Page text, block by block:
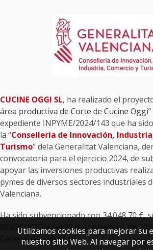
CUCINE OGGI SL, ha realizado el
área productiva de Corte de Cucine Oggi
expediente INPYME/2024/143 que ha
la “Conselleria de Innovación,
Turismo” dela Generalitat Valenciana,
convocatoria para el ejercicio 2024, de
apoyar las inversiones productivas
pymes de diversos sectores industriales
Valenciana.
Ha sido subvencionado con 34.048,70 €,
RESOLUCIÓN del 27 deseptiembre de
General de Industria.
Utilizamos cookies para mejorar su
nuestro sitio Web. Al navegar por